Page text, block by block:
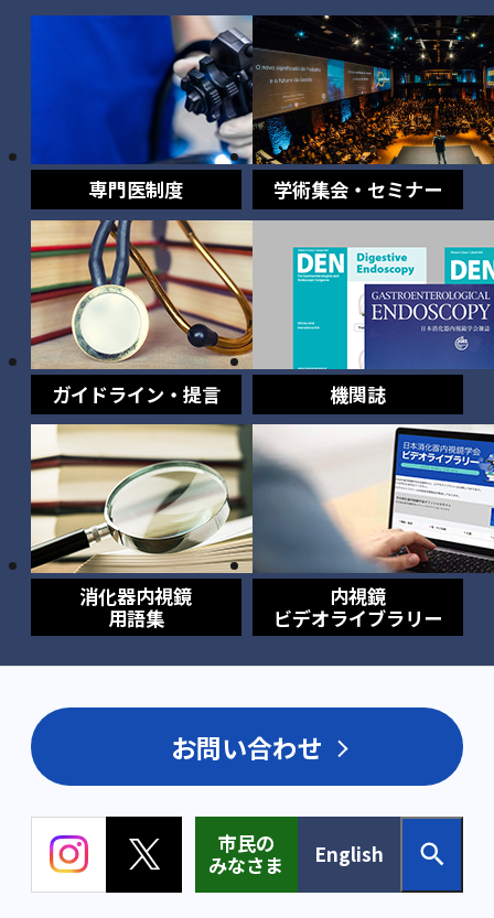
専門医制度 学術集会・セミナー
ガイドライン・提言 機関誌
消化器内視鏡
用語集
内視鏡
ビデオライブラリー
お問い合わせ
市民の
みなさま
English